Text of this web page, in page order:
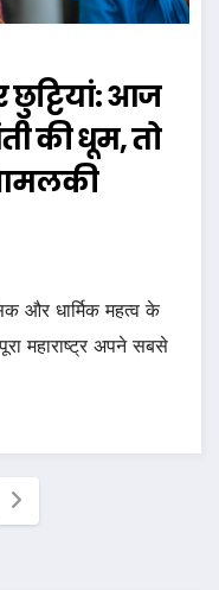
छुट्टियां: आज
की धूम, तो
और धार्मिक महत्व के
महाराष्ट्र अपने सबसे